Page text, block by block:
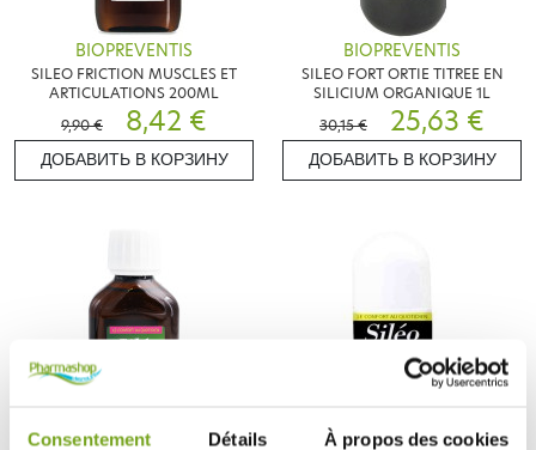
Consentement Détails À propos des cookies
BIOPREVENTIS
SILEO FRICTION MUSCLES ET
ARTICULATIONS 200ML
9,90 €
8,42 €
ДОБАВИТЬ В КОРЗИНУ
BIOPREVENTIS
SILEO FORT ORTIE TITREE EN
SILICIUM ORGANIQUE 1L
30,15 €
25,63 €
ДОБАВИТЬ В КОРЗИНУ